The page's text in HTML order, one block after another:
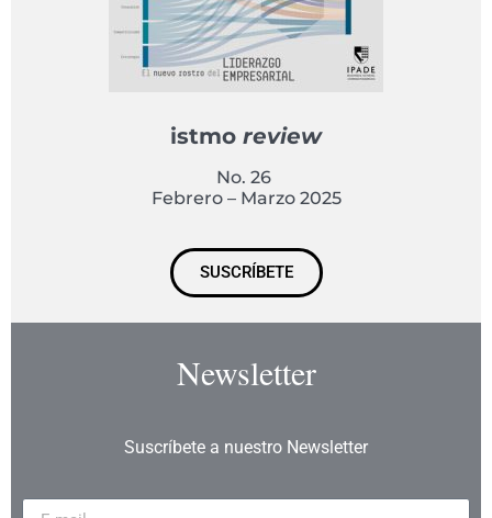
istmo review
No. 26
Febrero – Marzo 2025
SUSCRÍBETE
Newsletter
Suscríbete a nuestro Newsletter